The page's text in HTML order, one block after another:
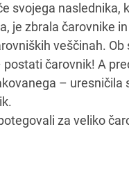
svojega naslednika,
je zbrala čarovnike in
veščinah. Ob
čarovnik! A
– uresničila
za veliko